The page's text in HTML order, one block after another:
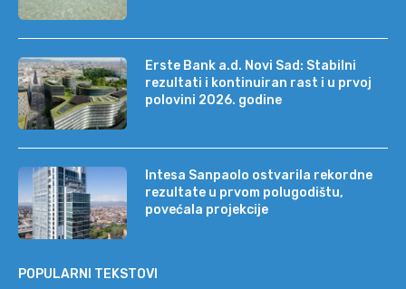
Erste Bank a.d. Novi Sad: Stabilni
rezultati i kontinuiran rast i u prvoj
polovini 2026. godine
Intesa Sanpaolo ostvarila rekordne
rezultate u prvom polugodištu,
povećala projekcije
POPULARNI TEKSTOVI